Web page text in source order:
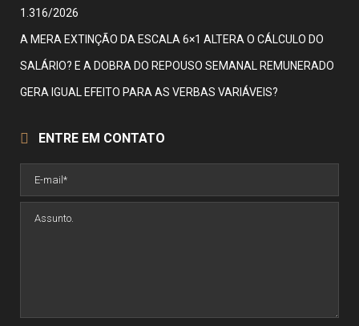
1.316/2026
A MERA EXTINÇÃO DA ESCALA 6×1 ALTERA O CÁLCULO DO
SALÁRIO? E A DOBRA DO REPOUSO SEMANAL REMUNERADO
GERA IGUAL EFEITO PARA AS VERBAS VARIÁVEIS?
ENTRE EM CONTATO